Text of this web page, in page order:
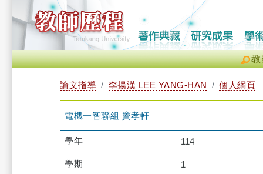
教
論文指導 李揚漢 LEE YANG-HAN 個人網頁
電機一智聯組 竇孝軒
學年 114
學期 1